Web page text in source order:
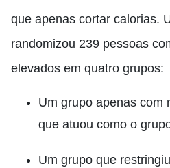
que apenas cortar calorias.
randomizou 239 pessoas
elevados em quatro grupos:
Um grupo apenas com
que atuou como o
Um grupo que